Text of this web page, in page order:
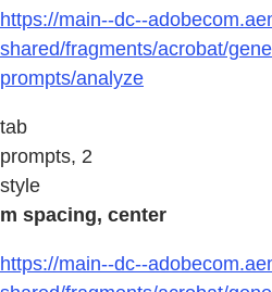
https://main--dc--
shared/fragments/acrobat/
prompts/analyze
tab
prompts, 2
style
m spacing, center
https://main--dc--